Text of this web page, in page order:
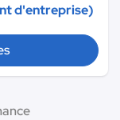
d'entreprise)